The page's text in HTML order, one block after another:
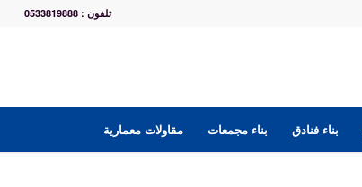
تلفون : 0533819888
بناء فنادق بناء مجمعات مقاولات معمارية